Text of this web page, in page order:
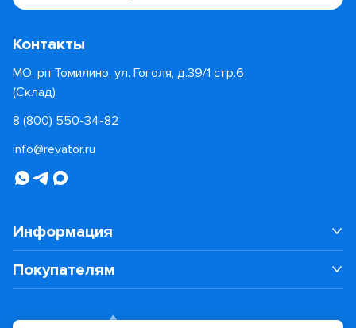
Контакты
МО, рп Томилино, ул. Гоголя, д.39/1 стр.6
(Склад)
8 (800) 550-34-82
info@revator.ru
Информация
Покупателям